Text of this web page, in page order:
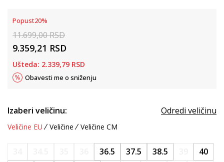
Popust20%
11.699,00RSD
9.359,21 RSD
Ušteda: 2.339,79 RSD
Obavesti me o sniženju
Izaberi veličinu: Odredi veličinu
Veličine EU Veličine Veličine CM
36.5 37.5 38.5
40